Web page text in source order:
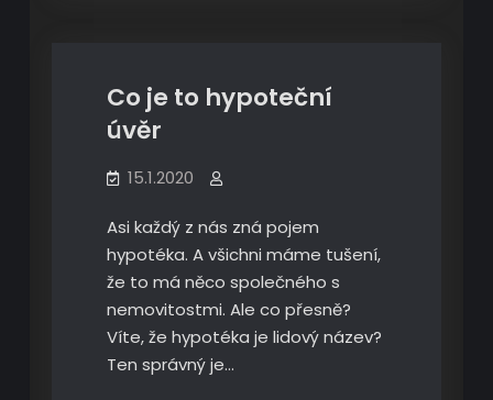
Co je to hypoteční
úvěr
15.1.2020
Asi každý z nás zná pojem
hypotéka. A všichni máme tušení,
že to má něco společného s
nemovitostmi. Ale co přesně?
Víte, že hypotéka je lidový název?
Ten správný je…